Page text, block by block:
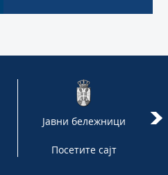
Јавни бележници
Посетите сајт